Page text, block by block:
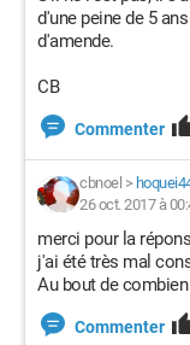
d'une peine de 5
d'amende.
CB
Commenter
cbnoel >
26 oct. 2017 à
merci pour la
j'ai été très mal
Au bout de
Commenter